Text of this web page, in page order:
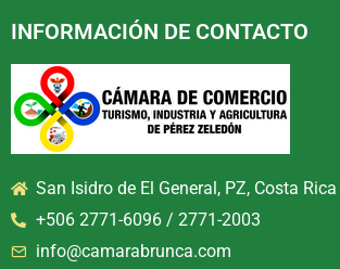
INFORMACIÓN DE CONTACTO
San Isidro de El General, PZ, Costa Rica
+506 2771-6096 / 2771-2003
info@camarabrunca.com